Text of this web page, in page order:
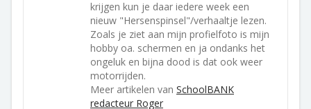
krijgen kun je daar iedere week een
nieuw "Hersenspinsel"/verhaaltje lezen.
Zoals je ziet aan mijn profielfoto is mijn
hobby oa. schermen en ja ondanks het
ongeluk en bijna dood is dat ook weer
motorrijden.
Meer artikelen van SchoolBANK
redacteur Roger